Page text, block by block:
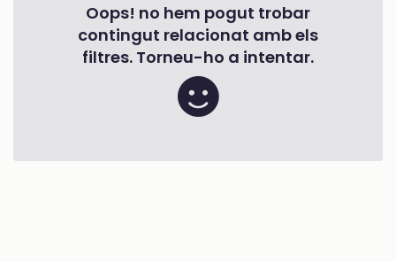
Oops! no hem pogut trobar
contingut relacionat amb els
filtres. Torneu-ho a intentar.